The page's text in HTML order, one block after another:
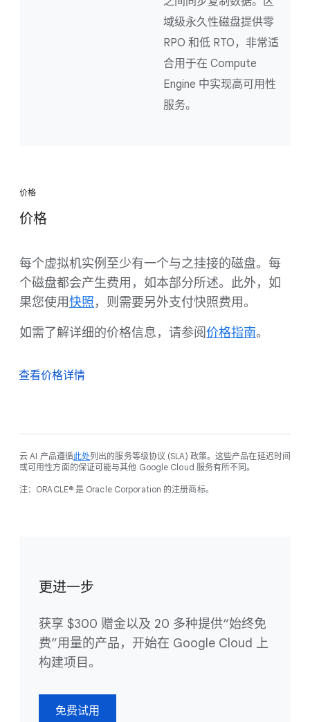
域级永久性磁盘提供零
RPO 和低 RTO，非常适
合用于在 Compute
Engine 中实现高可用性
服务。
价格
价格
每个虚拟机实例至少有一个与之挂接的磁盘。每
个磁盘都会产生费用，如本部分所述。此外，如
果您使用快照，则需要另外支付快照费用。
如需了解详细的价格信息，请参阅价格指南。
查看价格详情
云 AI 产品遵循此处列出的服务等级协议 (SLA) 政策。这些产品在延迟时间
或可用性方面的保证可能与其他 Google Cloud 服务有所不同。
注：ORACLE® 是 Oracle Corporation 的注册商标。
更进一步
获享 $300 赠金以及 20 多种提供“始终免
费”用量的产品，开始在 Google Cloud 上
构建项目。
免费试用